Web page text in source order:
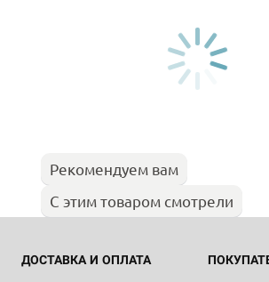
Рекомендуем вам
С этим товаром смотрели
ДОСТАВКА И ОПЛАТА